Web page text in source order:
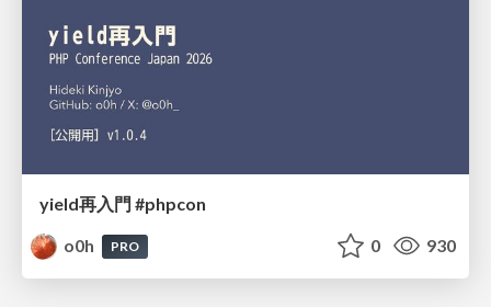
yield再入門 #phpcon
o0h
PRO 0 930